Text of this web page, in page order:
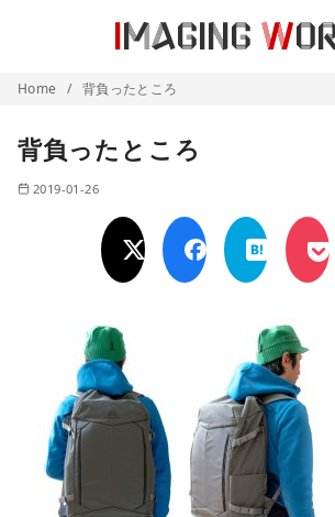
Home 背負ったところ
背負ったところ
2019-01-26